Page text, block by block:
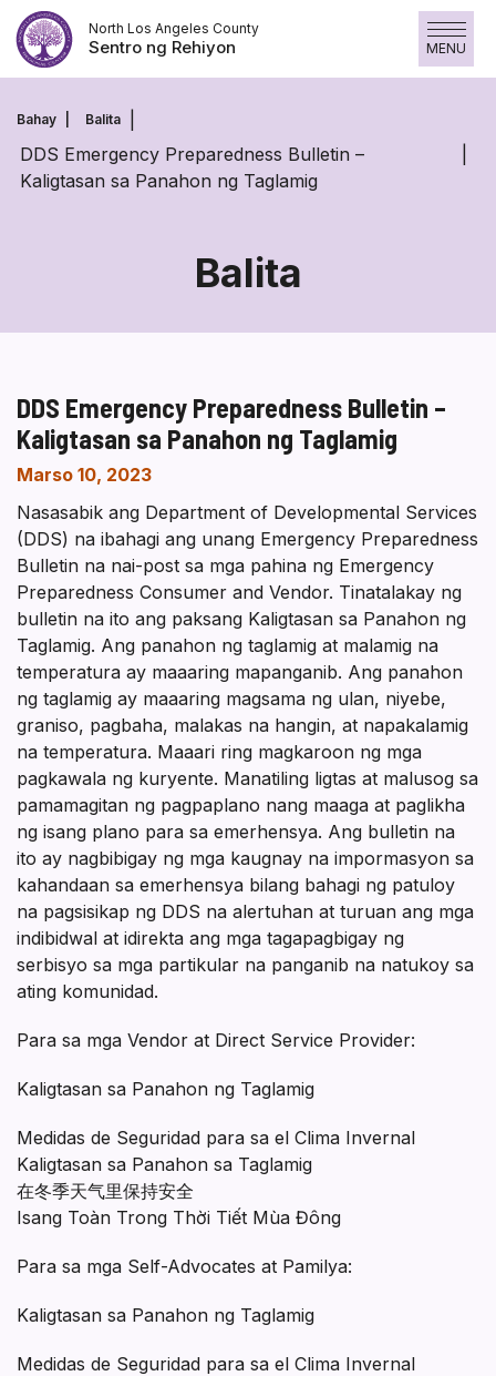
Laktawan
ang
nilalaman
North Los Angeles County
Sentro ng Rehiyon MENU
Bahay Balita
DDS Emergency Preparedness Bulletin –
Kaligtasan sa Panahon ng Taglamig
Balita
DDS Emergency Preparedness Bulletin –
Kaligtasan sa Panahon ng Taglamig
Marso 10, 2023
Nasasabik ang Department of Developmental Services
(DDS) na ibahagi ang unang Emergency Preparedness
Bulletin na nai-post sa mga pahina ng Emergency
Preparedness Consumer and Vendor. Tinatalakay ng
bulletin na ito ang paksang Kaligtasan sa Panahon ng
Taglamig. Ang panahon ng taglamig at malamig na
temperatura ay maaaring mapanganib. Ang panahon
ng taglamig ay maaaring magsama ng ulan, niyebe,
graniso, pagbaha, malakas na hangin, at napakalamig
na temperatura. Maaari ring magkaroon ng mga
pagkawala ng kuryente. Manatiling ligtas at malusog sa
pamamagitan ng pagpaplano nang maaga at paglikha
ng isang plano para sa emerhensya. Ang bulletin na
ito ay nagbibigay ng mga kaugnay na impormasyon sa
kahandaan sa emerhensya bilang bahagi ng patuloy
na pagsisikap ng DDS na alertuhan at turuan ang mga
indibidwal at idirekta ang mga tagapagbigay ng
serbisyo sa mga partikular na panganib na natukoy sa
ating komunidad.
Para sa mga Vendor at Direct Service Provider:
Kaligtasan sa Panahon ng Taglamig
Medidas de Seguridad para sa el Clima Invernal
Kaligtasan sa Panahon sa Taglamig
在冬季天气里保持安全
Isang Toàn Trong Thời Tiết Mùa Đông
Para sa mga Self-Advocates at Pamilya:
Kaligtasan sa Panahon ng Taglamig
Medidas de Seguridad para sa el Clima Invernal